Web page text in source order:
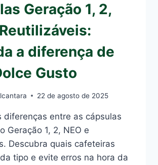
Geração 1, 2,
a diferença de
Gusto
22 de agosto de 2025
diferenças entre as cápsulas
Geração 1, 2, NEO e
Descubra quais cafeteiras
tipo e evite erros na hora da